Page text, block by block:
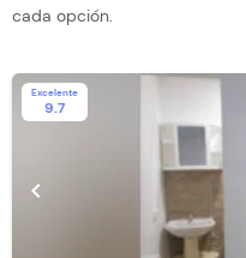
cada opción.
Excelente
9.7
chevron_left